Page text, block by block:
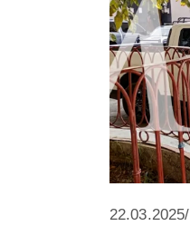
22.03.2025/